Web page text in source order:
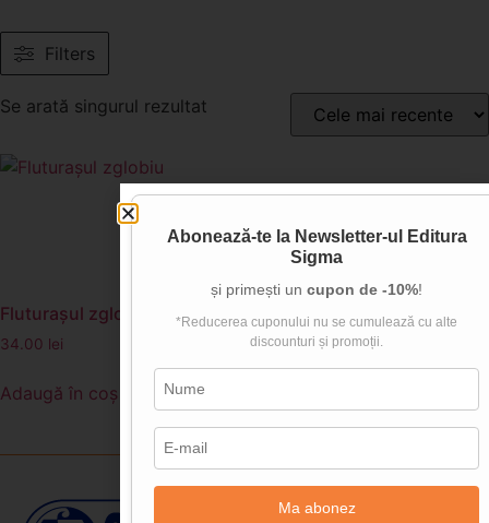
Filters
Se arată singurul rezultat
Fluturașul zglobiu
34.00 lei
Adaugă în coș
Abonează-te la Newsletter-ul Editura
Sigma
și primești un cupon de -10%!
*Reducerea cuponului nu se cumulează cu alte
discounturi și promoții.
Ma abonez